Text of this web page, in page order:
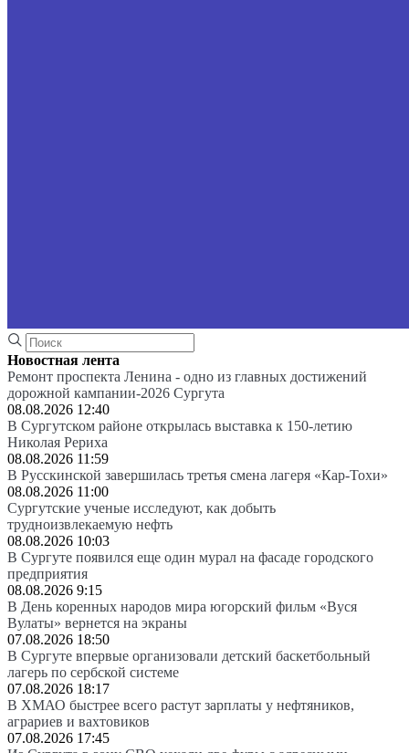
Новостная лента
Ремонт проспекта Ленина - одно из главных достижений
дорожной кампании-2026 Сургута
08.08.2026 12:40
В Сургутском районе открылась выставка к 150-летию
Николая Рериха
08.08.2026 11:59
В Русскинской завершилась третья смена лагеря «Кар-Тохи»
08.08.2026 11:00
Сургутские ученые исследуют, как добыть
трудноизвлекаемую нефть
08.08.2026 10:03
В Сургуте появился еще один мурал на фасаде городского
предприятия
08.08.2026 9:15
В День коренных народов мира югорский фильм «Вуся
Вулаты» вернется на экраны
07.08.2026 18:50
В Сургуте впервые организовали детский баскетбольный
лагерь по сербской системе
07.08.2026 18:17
В ХМАО быстрее всего растут зарплаты у нефтяников,
аграриев и вахтовиков
07.08.2026 17:45